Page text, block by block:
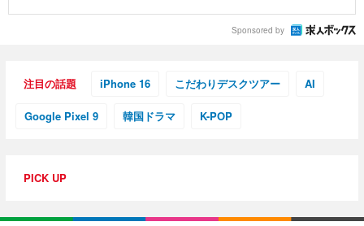
Sponsored by
注目の話題 iPhone 16 こだわりデスクツアー AI
Google Pixel 9 韓国ドラマ K-POP
PICK UP